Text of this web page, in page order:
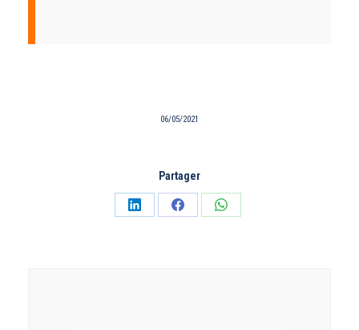
06/05/2021
Partager
PartagerPartagerPartager